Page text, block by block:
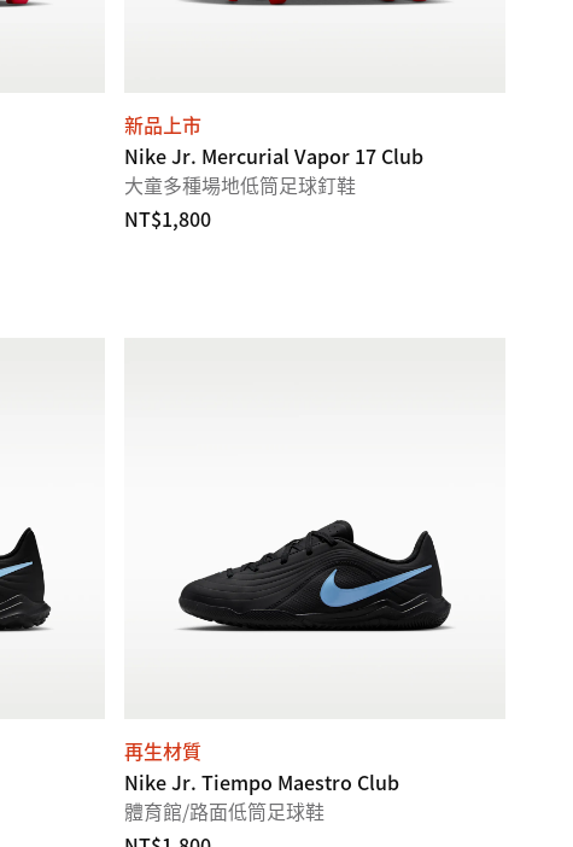
新品上市
Nike Jr. Mercurial Vapor 17 Club
大童多種場地低筒足球釘鞋
NT$1,800
再生材質
Nike Jr. Tiempo Maestro Club
體育館/路面低筒足球鞋